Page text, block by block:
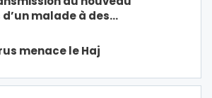
malade à des…
menace le Haj